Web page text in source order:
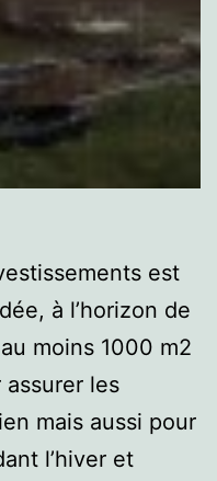
est
à l’horizon de
moins 1000 m2
les
mais aussi pour
l’hiver et